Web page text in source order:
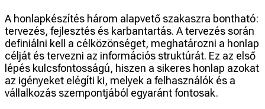
A honlapkészítés három alapvető szakaszra bontható:
tervezés, fejlesztés és karbantartás. A tervezés során
definiálni kell a célközönséget, meghatározni a honlap
célját és tervezni az információs struktúrát. Ez az első
lépés kulcsfontosságú, hiszen a sikeres honlap azokat
az igényeket elégíti ki, melyek a felhasználók és a
vállalkozás szempontjából egyaránt fontosak.